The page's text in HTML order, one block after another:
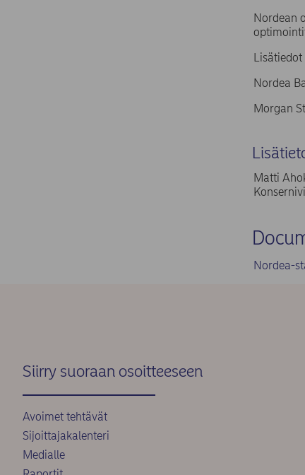
Nordean
Nordea
Morgan
Matti
Nordea-
Siirry suoraan osoitteeseen
Avoimet tehtävät
Sijoittajakalenteri
Medialle